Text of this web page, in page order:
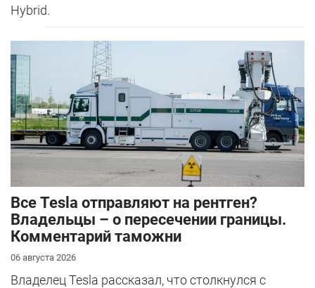
Hybrid.
Все Tesla отправляют на рентген?
Владельцы – о пересечении границы.
Комментарий таможни
06 августа 2026
Владелец Tesla рассказал, что столкнулся с